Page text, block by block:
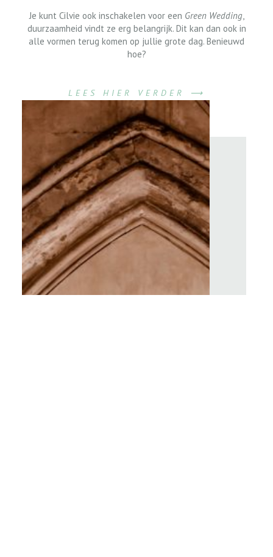
Je kunt Cilvie ook inschakelen voor een Green Wedding,
duurzaamheid vindt ze erg belangrijk. Dit kan dan ook in
alle vormen terug komen op jullie grote dag. Benieuwd
hoe?
LEES HIER VERDER ⟶